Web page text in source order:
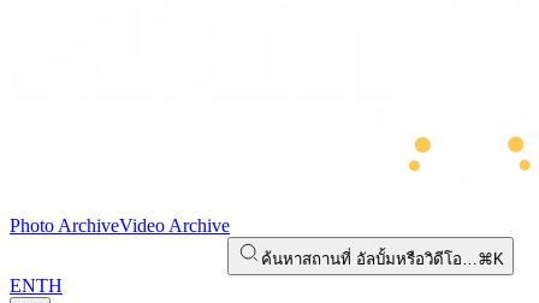
Photo ArchiveVideo Archive
ค้นหาสถานที่ อัลบั้มหรือวิดีโอ…⌘K
ENTH